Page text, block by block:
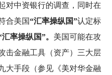
对中资银行的调查，同时在
合美国“汇率操纵国”认定标
汇率操纵国”。 美国可能在攻
击金融工具（资产）三大层
大手段（参见《美对华金融